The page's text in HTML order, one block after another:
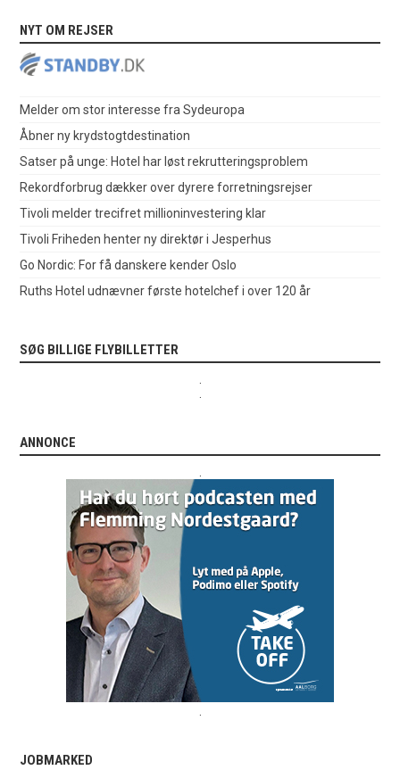
NYT OM REJSER
Melder om stor interesse fra Sydeuropa
Åbner ny krydstogtdestination
Satser på unge: Hotel har løst rekrutteringsproblem
Rekordforbrug dækker over dyrere forretningsrejser
Tivoli melder trecifret millioninvestering klar
Tivoli Friheden henter ny direktør i Jesperhus
Go Nordic: For få danskere kender Oslo
Ruths Hotel udnævner første hotelchef i over 120 år
SØG BILLIGE FLYBILLETTER
ANNONCE
JOBMARKED